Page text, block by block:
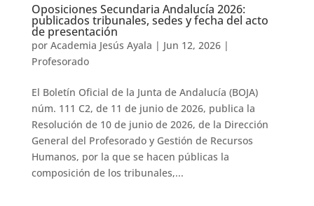
Oposiciones Secundaria Andalucía 2026:
publicados tribunales, sedes y fecha del acto
de presentación
por Academia Jesús Ayala | Jun 12, 2026|
Profesorado
El Boletín Oficial de la Junta de Andalucía (BOJA)
núm. 111 C2, de 11 de junio de 2026, publica la
Resolución de 10 de junio de 2026, de la Dirección
General del Profesorado y Gestión de Recursos
Humanos, por la que se hacen públicas la
composición de los tribunales,...